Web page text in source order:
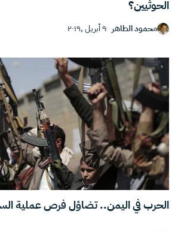
الحوثيين؟
محمود الطاهر ٩ أبريل ,٢٠١٩
الحرب في اليمن.. تضاؤل فرص عملية